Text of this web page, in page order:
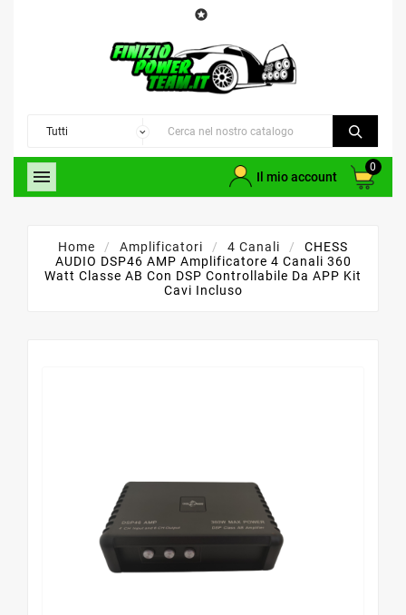

 Il mio account
0
Home Amplificatori 4 Canali
CHESS
AUDIO DSP46 AMP Amplificatore 4 Canali 360
Watt Classe AB Con DSP Controllabile Da APP Kit
Cavi Incluso